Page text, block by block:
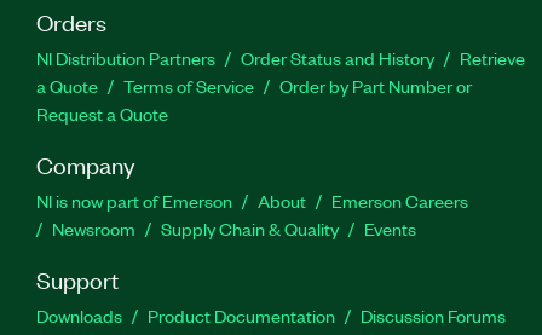
Orders
NI Distribution Partners Order Status and History
Retrieve
a Quote
Terms of Service
Order by Part Number or
Request a Quote
Company
NI is now part of Emerson About
Emerson Careers
Newsroom
Supply Chain & Quality Events
Support
Downloads Product Documentation
Discussion Forums